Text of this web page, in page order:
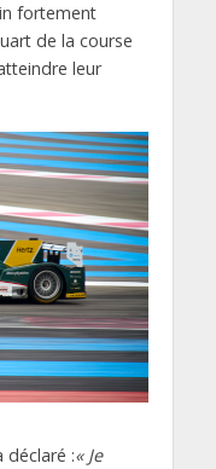
fortement
de la course
leur
déclaré :« Je